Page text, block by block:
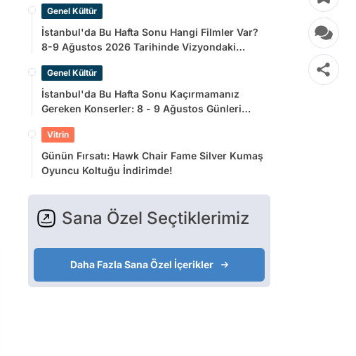
Genel Kültür
İstanbul'da Bu Hafta Sonu Hangi Filmler Var?
8-9 Ağustos 2026 Tarihinde Vizyondaki
Genel Kültür
İstanbul'da Bu Hafta Sonu Kaçırmamanız
Gereken Konserler: 8 - 9 Ağustos Günleri
Vitrin
Günün Fırsatı: Hawk Chair Fame Silver Kumaş
Oyuncu Koltuğu İndirimde!
Sana Özel Seçtiklerimiz
Daha Fazla Sana Özel İçerikler